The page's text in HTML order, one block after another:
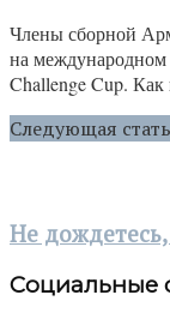
Члены сборной
на международном
Challenge Cup. Как
Следующая
Не
Социальные